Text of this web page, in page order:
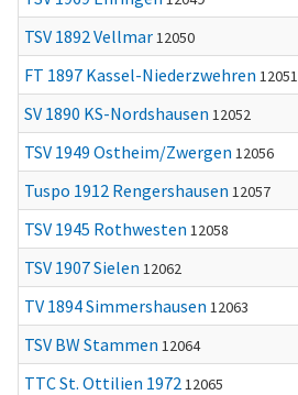
TSV 1892 Vellmar12050
FT 1897 Kassel-Niederzwehren 12051
SV 1890 KS-Nordshausen 12052
TSV 1949 Ostheim/Zwergen 12056
Tuspo 1912 Rengershausen 12057
TSV 1945 Rothwesten 12058
TSV 1907 Sielen 12062
TV 1894 Simmershausen 12063
TSV BW Stammen 12064
TTC St. Ottilien 197212065